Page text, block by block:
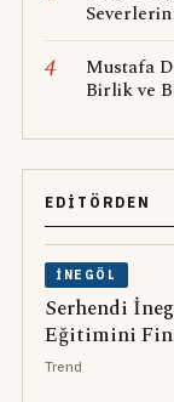
4
Mustafa
Birlik ve
EDITÖRDEN
İNEGÖL
Serhendi
Eğitimini
Trend